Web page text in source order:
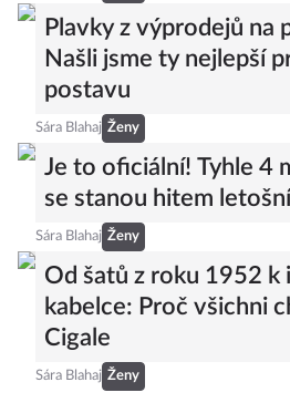
Plavky z výprodejů na
Našli jsme ty nejlepší
postavu
Sára Blahaj Ženy
Je to oficiální! Tyhle 4
se stanou hitem
Sára Blahaj Ženy
Od šatů z roku 1952 k
kabelce: Proč všichni
Cigale
Sára Blahaj Ženy